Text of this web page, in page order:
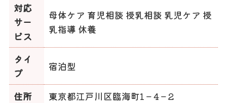
対応
サー
ビス
母体ケア 育児相談 授乳相談 乳児ケア 授
乳指導 休養
タイ
プ
宿泊型
住所 東京都江戸川区臨海町1－4－2